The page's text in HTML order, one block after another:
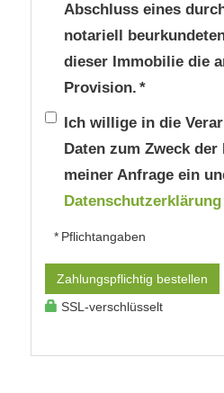
Abschluss eines
notariell
dieser Immobilie die
Provision. *
Ich willige in die
Daten zum Zweck der
meiner Anfrage ein
Datenschutzerklärung
* Pflichtangaben
Zahlungspflichtig bestellen
SSL-verschlüsselt